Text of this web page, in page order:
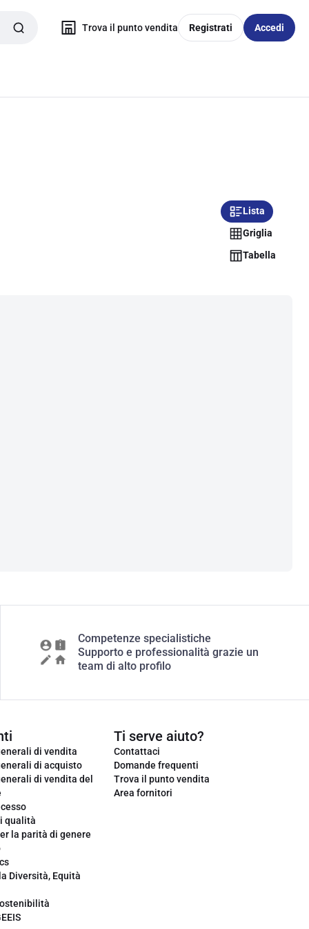
Trova il punto vendita Registrati Accedi
Lista
Griglia
Tabella
Competenze specialistiche
Supporto e professionalità grazie un
team di alto profilo
di vendita
di acquisto
di vendita del
qualità
la parità di genere
Diversità, Equità
Ti serve aiuto?
Contattaci
Domande frequenti
Trova il punto vendita
Area fornitori